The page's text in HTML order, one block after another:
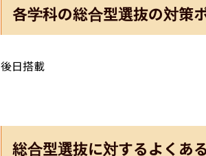
各学科の総合型選抜の対策
後日搭載
総合型選抜に対するよくあ